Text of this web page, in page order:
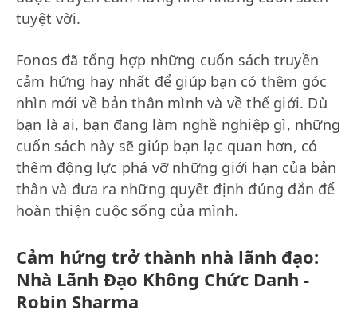
tuyệt vời.
Fonos đã tổng hợp những cuốn sách truyền
cảm hứng hay nhất để giúp bạn có thêm góc
nhìn mới về bản thân mình và về thế giới. Dù
bạn là ai, bạn đang làm nghề nghiệp gì, những
cuốn sách này sẽ giúp bạn lạc quan hơn, có
thêm động lực phá vỡ những giới hạn của bản
thân và đưa ra những quyết định đúng đắn để
hoàn thiện cuộc sống của mình.
Cảm hứng trở thành nhà lãnh đạo:
Nhà Lãnh Đạo Không Chức Danh -
Robin Sharma